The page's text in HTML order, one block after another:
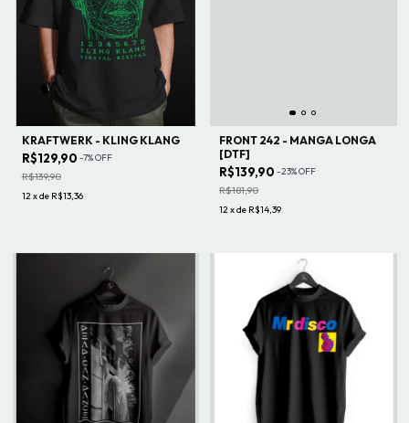
KRAFTWERK - KLING KLANG
R$129,90 -7%OFF
R$139,90
12xde R$13,36
FRONT 242 - MANGA LONGA
[DTF]
R$139,90 -23%OFF
R$181,90
12xde R$14,39